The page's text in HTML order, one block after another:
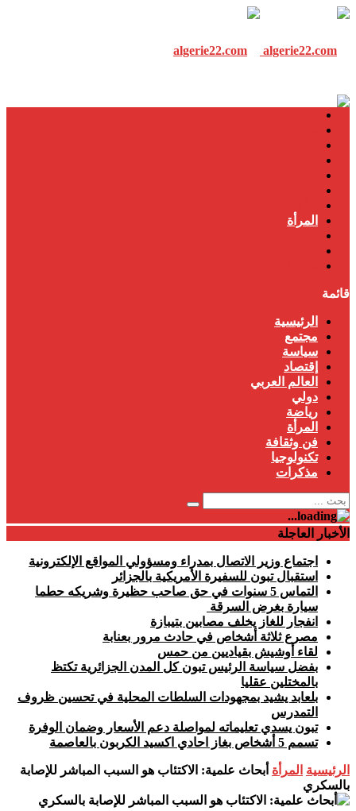
المرأة
قائمة
الرئيسية
مجتمع
سياسة
إقتصاد
العالم العربي
دولي
رياضة
المرأة
فن وثقافة
تكنولوجيا
مذكرات
الأخبار العاجلة
اجتماع وزير الاتصال بمدراء ومسؤولي المواقع الإلكترونية
استقبال تبون للسفيرة الأمريكية بالجزائر
التماس 5 سنوات في حق صاحب حظيرة وشريكه حطما
سيارة بغرض السرقة
انفجار للغاز يخلف مصابين بتيبازة
مصرع ثلاثة أشخاص في حادث مرور بعنابة
لقاء أوشيش بقياديين من حمس
بفضل سياسة الرئيس تبون كل المدن الجزائرية تكتظ
بالمختلين عقليا
بلعابد يشيد بمجهودات السلطات المحلية في تحسين ظروف
التمدرس
تبون يسدي تعليماته لمواصلة دعم الأسعار وضمان الوفرة
تسمم 5 أشخاص بغاز احادي اكسيد الكربون بالعاصمة
الرئيسية المرأة أبحاث علمية: الاكتئاب هو السبب المباشر للإصابة
بالسكري